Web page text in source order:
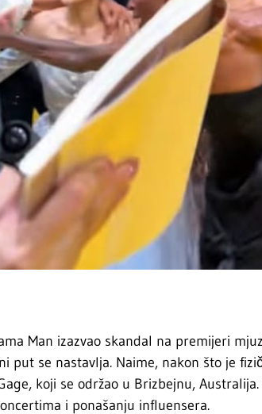
Man izazvao skandal na premijeri
put se nastavlja. Naime, nakon što je
koji se održao u Brizbejnu,
i ponašanju influensera.